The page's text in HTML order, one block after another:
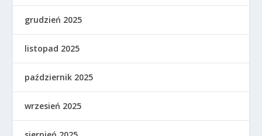
grudzień 2025
listopad 2025
październik 2025
wrzesień 2025